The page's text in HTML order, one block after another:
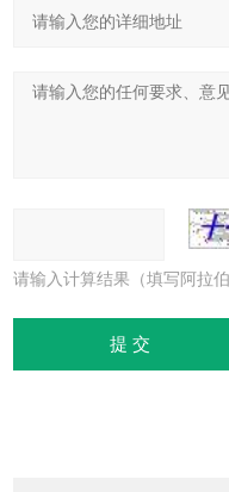
请输入计算结果（填写阿拉